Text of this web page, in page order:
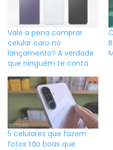
Vale a pena comprar
celular caro no
lançamento? A verdade
que ninguém te conta
5 celulares que fazem
fotos tão boas que